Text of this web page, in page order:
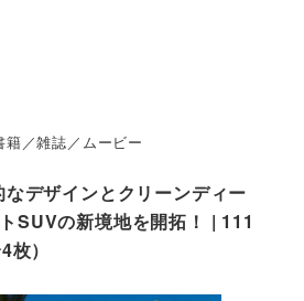
籍／雑誌／ムービー
デザインとクリーンディー
SUVの新境地を開拓！ | 111
）